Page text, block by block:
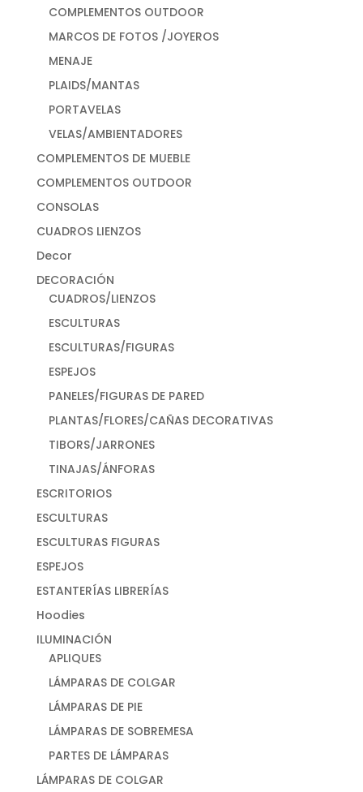
COMPLEMENTOS OUTDOOR
MARCOS DE FOTOS /JOYEROS
MENAJE
PLAIDS/MANTAS
PORTAVELAS
VELAS/AMBIENTADORES
COMPLEMENTOS DE MUEBLE
COMPLEMENTOS OUTDOOR
CONSOLAS
CUADROS LIENZOS
Decor
DECORACIÓN
CUADROS/LIENZOS
ESCULTURAS
ESCULTURAS/FIGURAS
ESPEJOS
PANELES/FIGURAS DE PARED
PLANTAS/FLORES/CAÑAS DECORATIVAS
TIBORS/JARRONES
TINAJAS/ÁNFORAS
ESCRITORIOS
ESCULTURAS
ESCULTURAS FIGURAS
ESPEJOS
ESTANTERÍAS LIBRERÍAS
Hoodies
ILUMINACIÓN
APLIQUES
LÁMPARAS DE COLGAR
LÁMPARAS DE PIE
LÁMPARAS DE SOBREMESA
PARTES DE LÁMPARAS
LÁMPARAS DE COLGAR